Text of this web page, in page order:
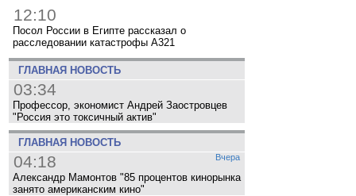
12:10
Посол России в Египте рассказал о
расследовании катастрофы A321
ГЛАВНАЯ НОВОСТЬ
03:34
Профессор, экономист Андрей Заостровцев
"Россия это токсичный актив"
ГЛАВНАЯ НОВОСТЬ
Вчера
04:18
Александр Мамонтов "85 процентов кинорынка
занято американским кино"